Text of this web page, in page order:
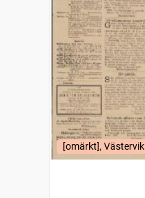
[omärkt], Västervik